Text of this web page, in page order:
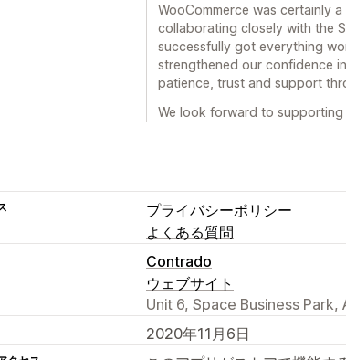
WooCommerce was certainly
collaborating closely with the
successfully got everything
strengthened our confidence
patience, trust and support
We look forward to
プライバシーポリシー
よくある質問
Contrado
ウェブサイト
Unit 6, Space Business Park,
2020年11月6日